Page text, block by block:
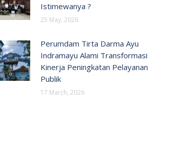
Istimewanya ?
25 May, 2026
Perumdam Tirta Darma Ayu
Indramayu Alami Transformasi
Kinerja Peningkatan Pelayanan
Publik
17 March, 2026